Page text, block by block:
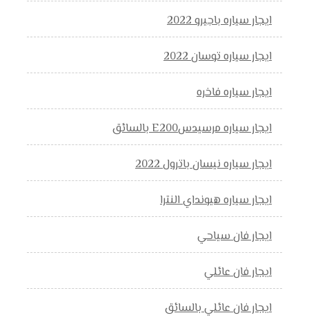
ايجار سياره باجيرو 2022
ايجار سياره توسان 2022
ايجار سياره فاخره
ايجار سياره مرسيدسE200 بالسائق
ايجار سياره نيسان باترول 2022
ايجار سياره هيونداي النترا
ايجار فان سياحي
ايجار فان عائلي
ايجار فان عائلي بالسائق